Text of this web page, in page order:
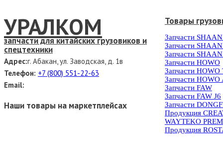
УРАЛКОМ
запчасти для китайских грузовиков и
спецтехники
Адрес:г. Абакан, ул. Заводская, д. 1в
Телефон: +7 (800) 551-22-63
Email:
Наши товары на маркетплейсах
Товары
Запчасти
Запчасти
Запчасти
Запчасти HOWO
Запчасти HOWO
Запчасти HOWO
Запчасти FAW
Запчасти FAW J6
Запчасти
Продукция
WAYTEKO
Продукция